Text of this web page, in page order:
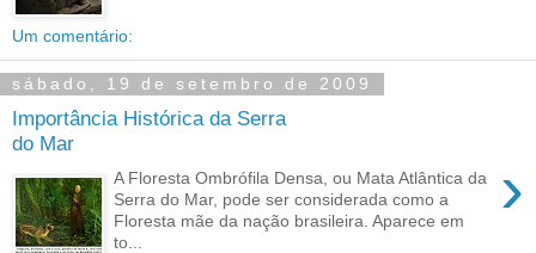
Um comentário:
sábado, 19 de setembro de 2009
Importância Histórica da Serra
do Mar
›
A Floresta Ombrófila Densa, ou Mata Atlântica da
Serra do Mar, pode ser considerada como a
Floresta mãe da nação brasileira. Aparece em
to...